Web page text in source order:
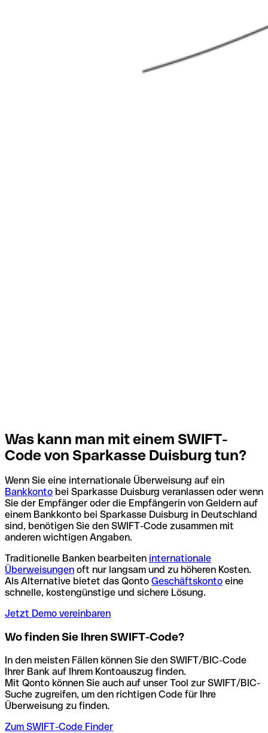
Was kann man mit einem SWIFT-
Code von Sparkasse Duisburg tun?
Wenn Sie eine internationale Überweisung auf ein
Bankkonto bei Sparkasse Duisburg veranlassen oder wenn
Sie der Empfänger oder die Empfängerin von Geldern auf
einem Bankkonto bei Sparkasse Duisburg in Deutschland
sind, benötigen Sie den SWIFT-Code zusammen mit
anderen wichtigen Angaben.
Traditionelle Banken bearbeiten internationale
Überweisungen oft nur langsam und zu höheren Kosten.
Als Alternative bietet das Qonto Geschäftskonto eine
schnelle, kostengünstige und sichere Lösung.
Jetzt Demo vereinbaren
Wo finden Sie Ihren SWIFT-Code?
In den meisten Fällen können Sie den SWIFT/BIC-Code
Ihrer Bank auf Ihrem Kontoauszug finden.
Mit Qonto können Sie auch auf unser Tool zur SWIFT/BIC-
Suche zugreifen, um den richtigen Code für Ihre
Überweisung zu finden.
Zum SWIFT-Code Finder